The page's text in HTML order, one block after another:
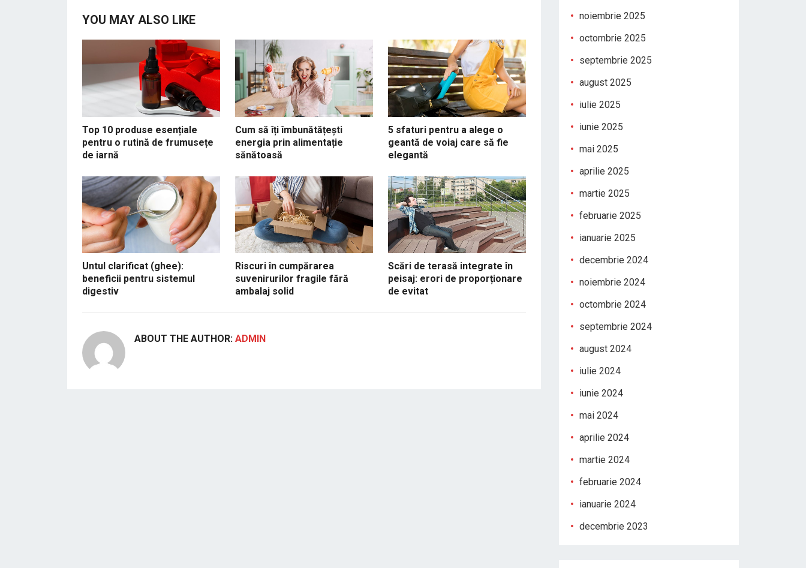
YOU MAY ALSO LIKE
Top 10 produse esențiale
pentru o rutină de frumusețe
de iarnă
Cum să îți îmbunătățești
energia prin alimentație
sănătoasă
5 sfaturi pentru a alege o
geantă de voiaj care să fie
elegantă
Untul clarificat (ghee):
beneficii pentru sistemul
digestiv
Riscuri în cumpărarea
suvenirurilor fragile fără
ambalaj solid
Scări de terasă integrate în
peisaj: erori de proporționare
de evitat
ABOUT THE AUTHOR: ADMIN
noiembrie 2025
octombrie 2025
septembrie 2025
august 2025
iulie 2025
iunie 2025
mai 2025
aprilie 2025
martie 2025
februarie 2025
ianuarie 2025
decembrie 2024
noiembrie 2024
octombrie 2024
septembrie 2024
august 2024
iulie 2024
iunie 2024
mai 2024
aprilie 2024
martie 2024
februarie 2024
ianuarie 2024
decembrie 2023